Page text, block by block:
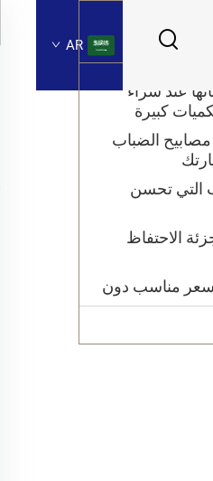
AR
عند شراء
كبيرة
الضباب
التي تحسن
الاحتفاظ
مناسب دون